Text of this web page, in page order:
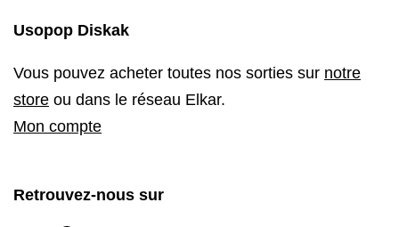
Usopop Diskak
Vous pouvez acheter toutes nos sorties sur notre
store ou dans le réseau Elkar.
Mon compte
Retrouvez-nous sur